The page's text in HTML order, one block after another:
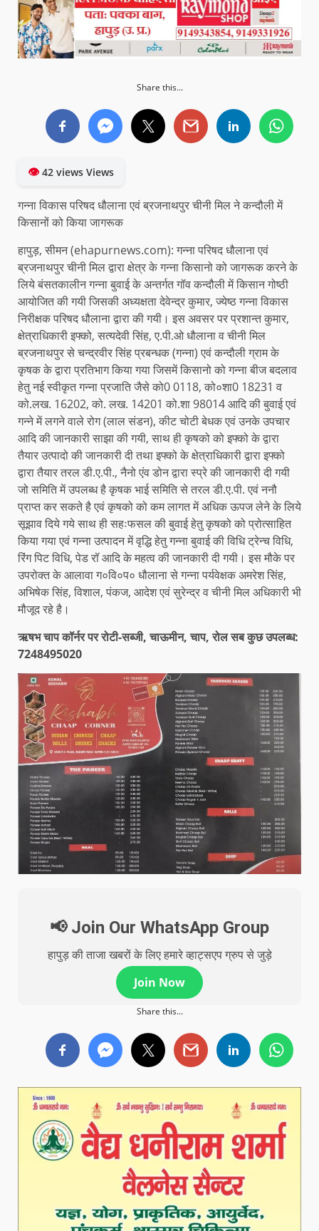
Share this...
👁42 views Views
गन्ना विकास परिषद धौलाना एवं ब्रजनाथपुर चीनी मिल ने कन्दौली में
किसानों को किया जागरूक
हापुड़, सीमन (ehapurnews.com): गन्ना परिषद धौलाना एवं
ब्रजनाथपुर चीनी मिल द्वारा क्षेत्र के गन्ना किसानो को जागरूक करने के
लिये बंसतकालीन गन्ना बुवाई के अन्तर्गत गॉव कन्दौली में किसान गोष्ठी
आयोजित की गयी जिसकी अध्यक्षता देवेन्द्र कुमार, ज्येष्ठ गन्ना विकास
निरीक्षक परिषद धौलाना द्वारा की गयी। इस अवसर पर प्रशान्त कुमार,
क्षेत्राधिकारी इफ्को, सत्यदेवी सिंह, ए.पी.ओ धौलाना व चीनी मिल
ब्रजनाथपुर से चन्द्रवीर सिंह प्रबन्धक (गन्ना) एवं कन्दौली ग्राम के
कृषक के द्वारा प्रतिभाग किया गया जिसमें किसानो को गन्ना बीज बदलाव
हेतु नई स्वीकृत गन्ना प्रजाति जैसे को0 0118, को०शा0 18231 व
को.लख. 16202, को. लख. 14201 को.शा 98014 आदि की बुवाई एवं
गन्ने में लगने वाले रोग (लाल संडन), कीट चोटी बेधक एवं उनके उपचार
आदि की जानकारी साझा की गयी, साथ ही कृषको को इफ्को के द्वारा
तैयार उत्पादो की जानकारी दी तथा इफ्को के क्षेत्राधिकारी द्वारा इफ्को
द्वारा तैयार तरल डी.ए.पी., नैनो एंव डोन द्वारा स्प्रे की जानकारी दी गयी
जो समिति में उपलब्ध है कृषक भाई समिति से तरल डी.ए.पी. एवं ननौ
प्राप्त कर सकते है एवं कृषको को कम लागत में अधिक ऊपज लेने के लिये
सूझाव दिये गये साथ ही सहःफसल की बुवाई हेतु कृषको को प्रोत्साहित
किया गया एवं गन्ना उत्पादन में वृद्धि हेतु गन्ना बुवाई की विधि ट्रेन्च विधि,
रिंग पिट विधि, पेड रॉ आदि के महत्व की जानकारी दी गयी। इस मौके पर
उपरोक्त के आलावा ग०वि०प० धौलाना से गन्ना पर्यवेक्षक अमरेश सिंह,
अभिषेक सिंह, विशाल, पंकज, आदेश एवं सुरेन्द्र व चीनी मिल अधिकारी भी
मौजूद रहे है।
ऋषभ चाप कॉर्नर पर रोटी-सब्जी, चाऊमीन, चाप, रोल सब कुछ उपलब्ध:
7248495020
📢 Join Our WhatsApp Group
हापुड़ की ताजा खबरों के लिए हमारे व्हाट्सएप ग्रुप से जुड़े
Join Now
Share this...